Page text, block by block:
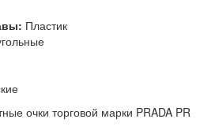
Пластик
очки торговой марки PRADA PR